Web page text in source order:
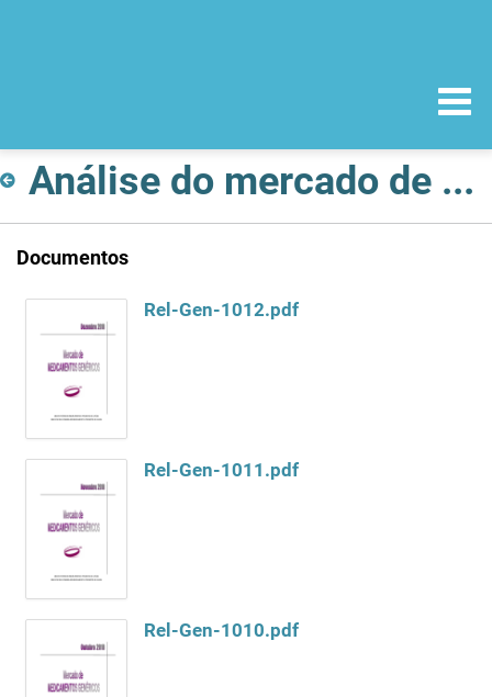
Análise do mercado de Medicamentos Genéricos
Documentos
Rel-Gen-1012.pdf
Rel-Gen-1011.pdf
Rel-Gen-1010.pdf